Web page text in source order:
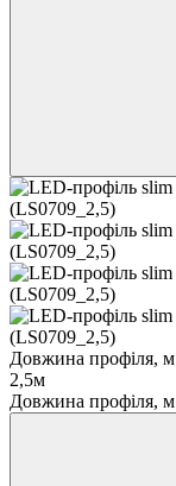
Довжина профіля, м
2,5м
Довжина профіля, м